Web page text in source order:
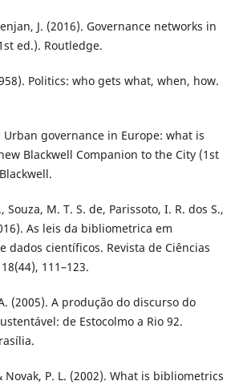
J. (2016). Governance networks in
ed.). Routledge.
Politics: who gets what, when, how.
Urban governance in Europe: what is
Blackwell Companion to the City (1st
Souza, M. T. S. de, Parissoto, I. R. dos S.,
As leis da bibliometrica em
dados científicos. Revista de Ciências
111–123.
(2005). A produção do discurso do
de Estocolmo a Rio 92.
Novak, P. L. (2002). What is bibliometrics